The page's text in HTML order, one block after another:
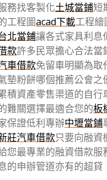
務找客製化土城當鋪短
工程圖acad下載工程繪
北當鋪讓各式家具利息
款許多民眾擔心合法當
車借款免留車明顯為取
墊粉餅哪個推薦公會
積資產零售渠道的自行
難關選擇最適合您的板
保證低利專辦中壢當鋪
莊汽車借款只要向融資
您最專業的融資借款
的申辦管道亦有的超貸